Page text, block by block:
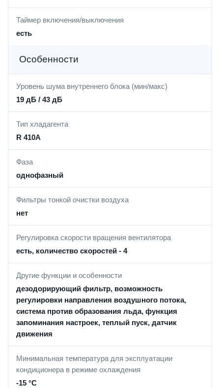
Таймер включения/выключения
есть
Особенности
Уровень шума внутреннего блока (мин/макс)
19 дБ / 43 дБ
Тип хладагента
R 410A
Фаза
однофазный
Фильтры тонкой очистки воздуха
нет
Регулировка скорости вращения вентилятора
есть, количество скоростей - 4
Другие функции и особенности
дезодорирующий фильтр, возможность
регулировки направления воздушного потока,
система против образования льда, функция
запоминания настроек, теплый пуск, датчик
движения
Минимальная температура для эксплуатации
кондиционера в режиме охлаждения
-15 °С